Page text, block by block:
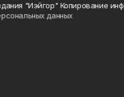
"Иэйгор" Копирование
данных